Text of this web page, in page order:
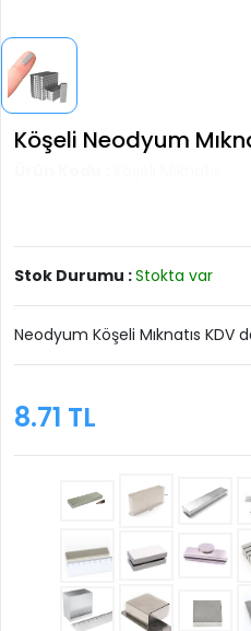
Köşeli Neodyum
Stok Durumu :Stokta var
Neodyum Köşeli Mıknatıs KDV
8.71 TL